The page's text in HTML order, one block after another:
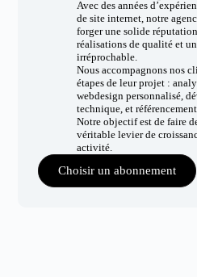
Avec des années
de site internet, notre
forger une solide
réalisations de qualité et
irréprochable.
Nous accompagnons nos
étapes de leur projet :
webdesign personnalisé,
technique, et
Notre objectif est de faire
véritable levier de
activité.
Choisir un abonnement